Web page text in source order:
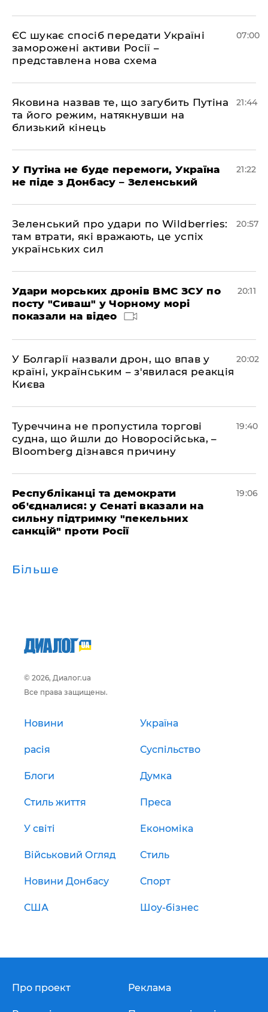
ЄС шукає спосіб передати Україні
заморожені активи Росії –
представлена ​​нова схема
07:00
Яковина назвав те, що загубить Путіна
та його режим, натякнувши на
близький кінець
21:44
У Путіна не буде перемоги, Україна
не піде з Донбасу – Зеленський
21:22
Зеленський про удари по Wildberries:
там втрати, які вражають, це успіх
українських сил
20:57
Удари морських дронів ВМС ЗСУ по
посту "Сиваш" у Чорному морі
показали на відео
20:11
У Болгарії назвали дрон, що впав у
країні, українським – з'явилася реакція
Києва
20:02
Туреччина не пропустила торгові
судна, що йшли до Новоросійська, –
Bloomberg дізнався причину
19:40
Республіканці та демократи
об'єдналися: у Сенаті вказали на
сильну підтримку "пекельних
санкцій" проти Росії
19:06
Більше
© 2026, Диалог.ua
Все права защищены.
Новини Україна
расія Суспільство
Блоги Думка
Стиль життя Преса
У світі Економіка
Військовий Огляд Стиль
Новини Донбасу Спорт
США Шоу-бізнес
Про проект Реклама